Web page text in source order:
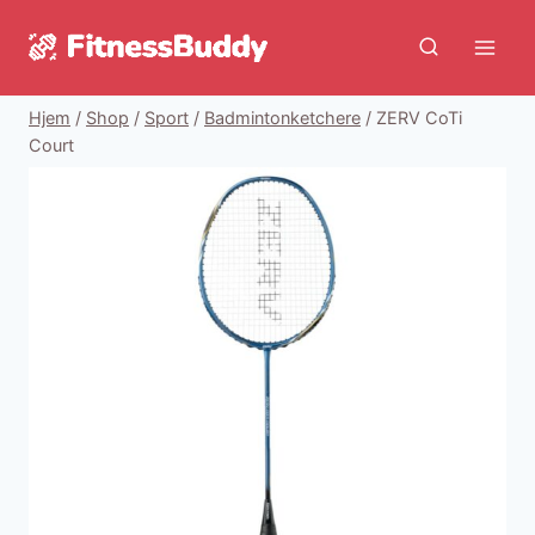
Hjem / Shop / Sport / Badmintonketchere / ZERV CoTi
Court